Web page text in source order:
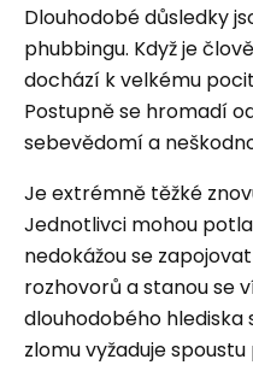
Dlouhodobé důsledky
phubbingu. Když je
dochází k velkému
Postupně se hromadí
sebevědomí a
Je extrémně těžké
Jednotlivci mohou
nedokážou se
rozhovorů a stanou se
dlouhodobého
zlomu vyžaduje